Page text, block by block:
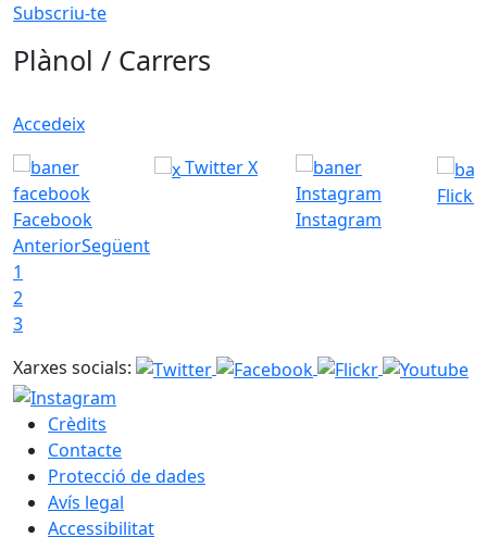
Subscriu-te
Plànol / Carrers
Accedeix
Facebook
Twitter X
Instagram
Flickr
AnteriorSegüent
1
2
3
Xarxes socials:
Crèdits
Contacte
Protecció de dades
Avís legal
Accessibilitat